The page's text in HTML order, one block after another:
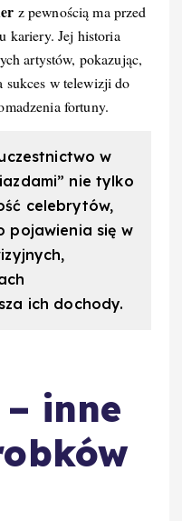
z pewnością ma przed
kariery. Jej historia
artystów, pokazując,
sukces w telewizji do
fortuny.
w
nie tylko
celebrytów,
pojawienia się w
ich dochody.
inne